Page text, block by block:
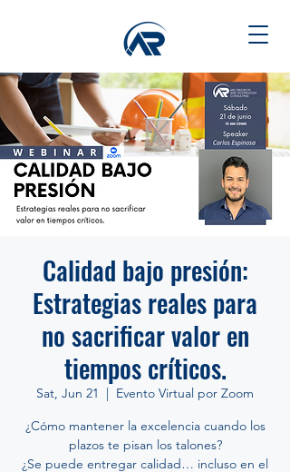
Calidad bajo presión:
Estrategias reales para
no sacrificar valor en
tiempos críticos.
Sat, Jun 21
  |
Evento Virtual por Zoom
¿Cómo mantener la excelencia cuando los
plazos te pisan los talones?
¿Se puede entregar calidad… incluso en el